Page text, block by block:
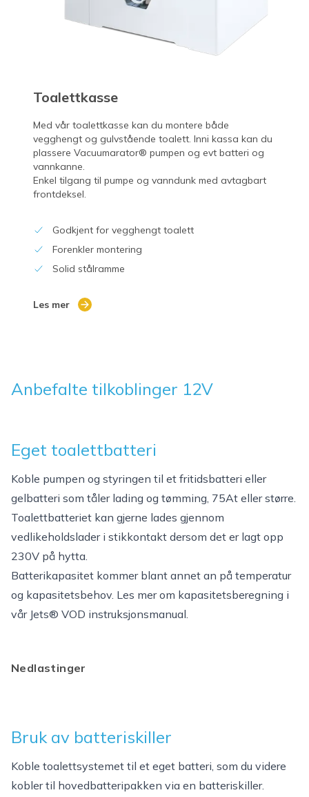
Toalettkasse
Med vår toalettkasse kan du montere både
vegghengt og gulvstående toalett. Inni kassa kan du
plassere Vacuumarator ® pumpen og evt batteri og
vannkanne.
Enkel tilgang til pumpe og vanndunk med avtagbart
frontdeksel.
Godkjent for vegghengt toalett
Forenkler montering
Solid stålramme
Les mer
Anbefalte tilkoblinger 12V
Eget toalettbatteri
Koble pumpen og styringen til et fritidsbatteri eller
gelbatteri som tåler lading og tømming, 75At eller større.
Toalettbatteriet kan gjerne lades gjennom
vedlikeholdslader i stikkontakt dersom det er lagt opp
230V på hytta.
Batterikapasitet kommer blant annet an på temperatur
og kapasitetsbehov. Les mer om kapasitetsberegning i
vår Jets® VOD instruksjonsmanual.
Nedlastinger
Bruk av batteriskiller
Koble toalettsystemet til et eget batteri, som du videre
kobler til hovedbatteripakken via en batteriskiller.